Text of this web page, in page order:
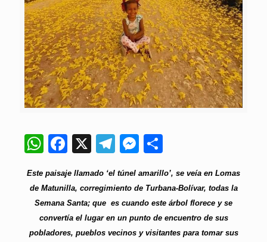
WhatsApp
Facebook
X Telegram
Messenger
Este paisaje llamado ‘el túnel amarillo’, se veía en Lomas
de Matunilla, corregimiento de Turbana-Bolívar, todas la
Semana Santa; que es cuando este árbol florece y se
convertía el lugar en un punto de encuentro de sus
pobladores, pueblos vecinos y visitantes para tomar sus